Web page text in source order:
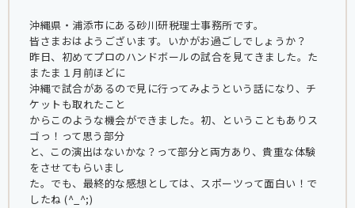
沖縄県・浦添市にある砂川研税理士事務所です。
皆さまおはようございます。いかがお過ごしでしょうか？
昨日、初めてプロのハンドボールの試合を見てきました。た
またま１月前ほどに
沖縄で試合があるので見に行ってみようという話になり、チ
ケットも取れたこと
からこのような機会ができました。初、ということもありス
ゴっ！って思う部分
と、この演出はないかな？って部分と両方あり、貴重な体験
をさせてもらいまし
た。でも、最終的な感想としては、スポーツって面白い！で
したね (^_^;)